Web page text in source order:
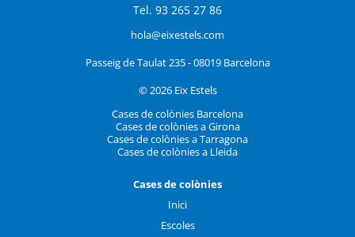
Tel. 93 265 27 86
hola@eixestels.com
Passeig de Taulat 235 - 08019 Barcelona
© 2026 Eix Estels
Cases de colònies Barcelona
Cases de colònies a Girona
Cases de colònies a Tarragona
Cases de colònies a Lleida
Cases de colònies
Inici
Escoles